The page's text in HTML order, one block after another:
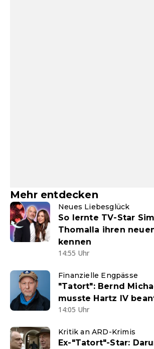
Mehr entdecken
Neues Liebesglück
So lernte TV-Star
Thomalla ihren
kennen
14:55 Uhr
Finanzielle Engpässe
"Tatort": Bernd
musste Hartz IV
14:05 Uhr
Kritik an ARD-Krimis
Ex-"Tatort"-Star: